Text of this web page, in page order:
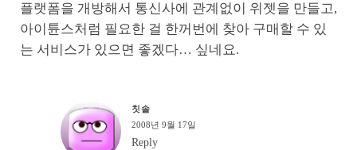
플랫폼을 개방해서 통신사에 관계없이 위젯을 만들고,
아이튠스처럼 필요한 걸 한꺼번에 찾아 구매할 수 있
는 서비스가 있으면 좋겠다… 싶네요.
칫솔
2008년 9월 17일
Reply